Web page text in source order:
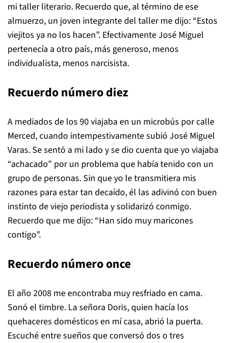
mi taller literario. Recuerdo que, al término de ese
almuerzo, un joven integrante del taller me dijo: “Estos
viejitos ya no los hacen”. Efectivamente José Miguel
pertenecía a otro país, más generoso, menos
individualista, menos narcisista.
Recuerdo número diez
A mediados de los 90 viajaba en un microbús por calle
Merced, cuando intempestivamente subió José Miguel
Varas. Se sentó a mi lado y se dio cuenta que yo viajaba
“achacado” por un problema que había tenido con un
grupo de personas. Sin que yo le transmitiera mis
razones para estar tan decaído, él las adivinó con buen
instinto de viejo periodista y solidarizó conmigo.
Recuerdo que me dijo: “Han sido muy maricones
contigo”.
Recuerdo número once
El año 2008 me encontraba muy resfriado en cama.
Sonó el timbre. La señora Doris, quien hacía los
quehaceres domésticos en mí casa, abrió la puerta.
Escuché entre sueños que conversó dos o tres